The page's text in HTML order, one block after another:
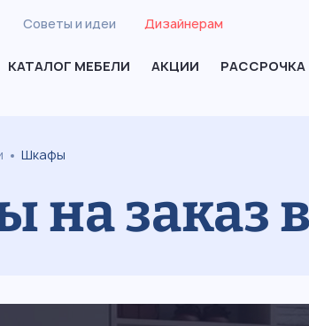
Советы и идеи Дизайнерам
КАТАЛОГ МЕБЕЛИ АКЦИИ РАССРОЧКА
Шкафы
заказ